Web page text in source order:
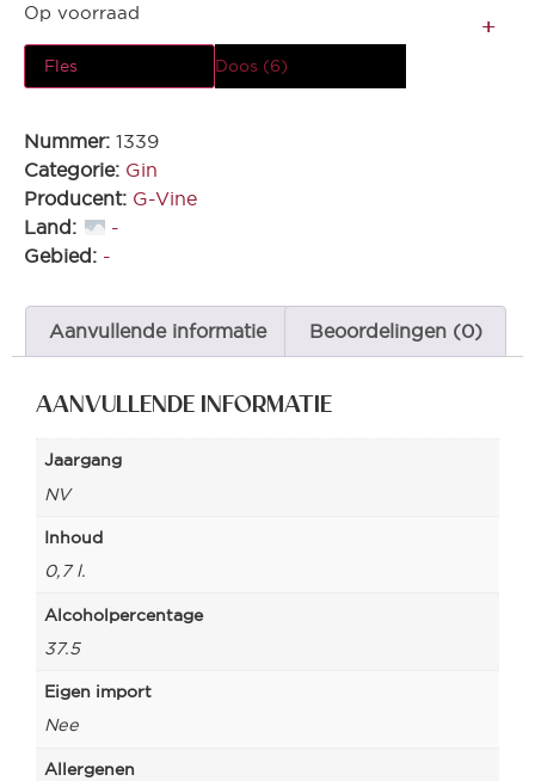
Op voorraad
Fles Doos (6)
Nummer: 1339
Categorie: Gin
Producent: G-Vine
Land:
-
Gebied: -
Aanvullende informatie Beoordelingen (0)
AANVULLENDE INFORMATIE
Jaargang
NV
Inhoud
0,7 l.
Alcoholpercentage
37.5
Eigen import
Nee
Allergenen